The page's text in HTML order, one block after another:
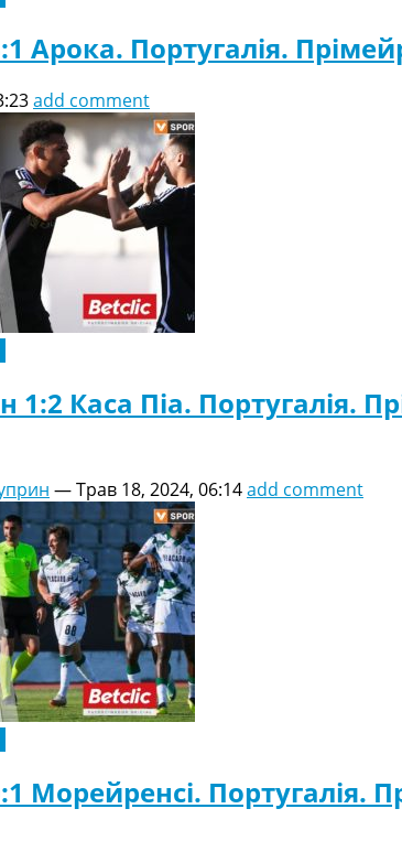
Арока. Португалія.
add comment
1:2 Каса Піа. Португалія.
—Трав 18, 2024, 06:14add comment
Морейренсі. Португалія.